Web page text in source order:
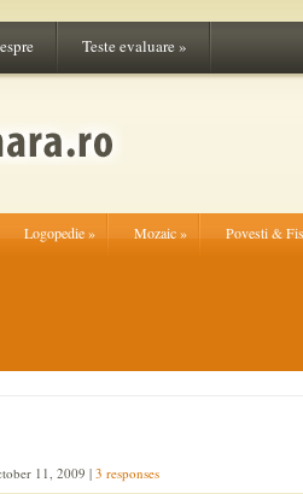
Teste evaluare»
Logopedie» Mozaic» Povesti &
11, 2009 | 3 responses